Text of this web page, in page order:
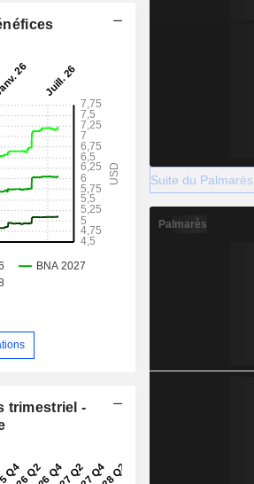
trimestriel -
Suite du Palmarès
Palmarès